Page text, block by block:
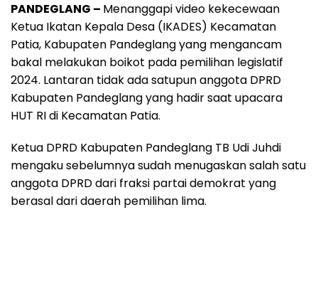
PANDEGLANG – Menanggapi video kekecewaan
Ketua Ikatan Kepala Desa (IKADES) Kecamatan
Patia, Kabupaten Pandeglang yang mengancam
bakal melakukan boikot pada pemilihan legislatif
2024. Lantaran tidak ada satupun anggota DPRD
Kabupaten Pandeglang yang hadir saat upacara
HUT RI di Kecamatan Patia.
Ketua DPRD Kabupaten Pandeglang TB Udi Juhdi
mengaku sebelumnya sudah menugaskan salah satu
anggota DPRD dari fraksi partai demokrat yang
berasal dari daerah pemilihan lima.